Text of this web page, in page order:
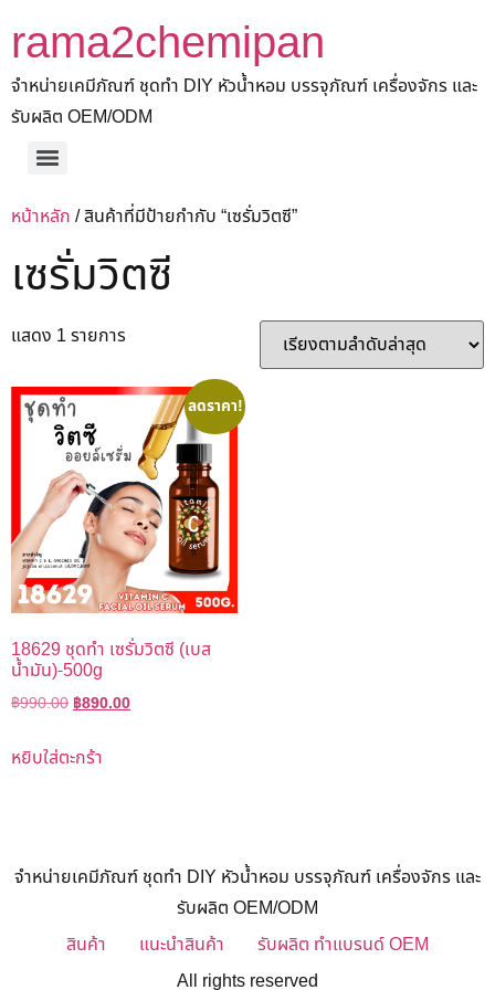
rama2chemipan
จำหน่ายเคมีภัณฑ์ ชุดทำ DIY หัวน้ำหอม บรรจุภัณฑ์ เครื่องจักร และ
รับผลิต OEM/ODM
หน้าหลัก / สินค้าที่มีป้ายกำกับ “เซรั่มวิตซี”
เซรั่มวิตซี
แสดง 1 รายการ
ลดราคา!
18629 ชุดทำ เซรั่มวิตซี (เบส
น้ำมัน)-500g
฿990.00฿890.00
หยิบใส่ตะกร้า
จำหน่ายเคมีภัณฑ์ ชุดทำ DIY หัวน้ำหอม บรรจุภัณฑ์ เครื่องจักร และ
รับผลิต OEM/ODM
สินค้า
แนะนำสินค้า
รับผลิต ทำแบรนด์ OEM
All rights reserved